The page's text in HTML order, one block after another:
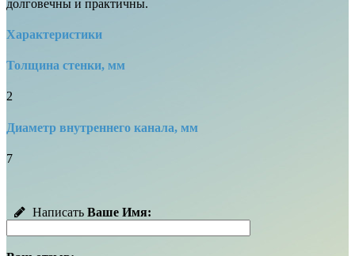
долговечны и практичны.
Характеристики
Толщина стенки, мм
2
Диаметр внутреннего канала, мм
7
Написать Ваше Имя: